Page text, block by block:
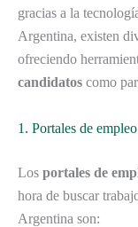
gracias a la
Argentina, existen
ofreciendo
candidatos como
1. Portales de
Los portales de
hora de buscar
Argentina son: